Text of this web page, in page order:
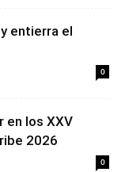
entierra el
0
en los XXV
2026
0